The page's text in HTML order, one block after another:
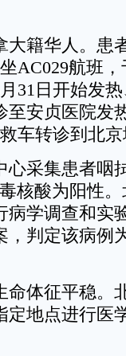
籍华人。患
AC029航班，
31日开始发
至安贞医院发
车转诊到北
采集患者咽
核酸为阳性
病学调查和实
判定该病例
体征平稳。
定地点进行医